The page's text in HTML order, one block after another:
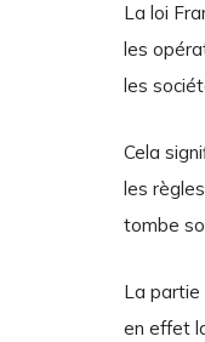
La loi
les
les
Cela
les
tombe
La partie
en effet